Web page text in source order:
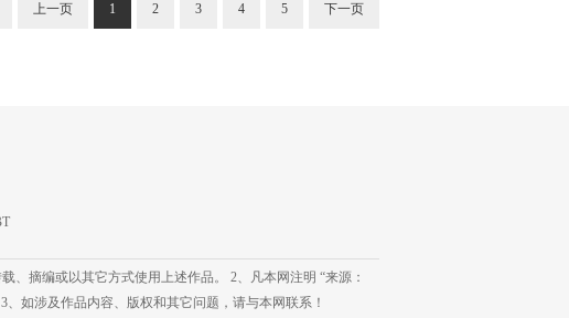
上一页 1 2 3 4 5 下一页
、摘编或以其它方式使用上述作品。 2、凡本网注明 “来源：
如涉及作品内容、版权和其它问题，请与本网联系！